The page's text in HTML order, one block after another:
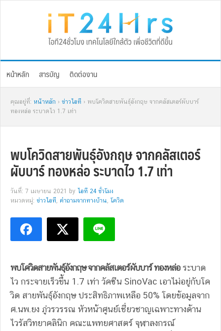
หน้าหลัก สารบัญ ติดต่องาน
คุณอยู่ที่: หน้าหลัก › ข่าวไอที › พบโควิดสายพันธุ์อังกฤษ จากคลัสเตอร์ผับบาร์
ทองหล่อ ระบาดไว 1.7 เท่า
พบโควิดสายพันธุ์อังกฤษ จากคลัสเตอร์
ผับบาร์ ทองหล่อ ระบาดไว 1.7 เท่า
วันที่: 7 เมษายน 2021 by ไอที 24 ชั่วโมง
หมวดหมู่: ข่าวไอที, คำถามจากทางบ้าน, โควิด
พบโควิดสายพันธุ์อังกฤษ จากคลัสเตอร์ผับบาร์ ทองหล่อระบาด
ไว กระจายเร็วขึ้น 1.7 เท่า วัคซีน SinoVac เอาไม่อยู่กับโค
วิด สายพันธุ์อังกฤษ ประสิทธิภาพเหลือ 50% โดยข้อมูลจาก
ศ.นพ.ยง ภู่วรวรรณ หัวหน้าศูนย์เชี่ยวชาญเฉพาะทางด้าน
ไวรัสวิทยาคลินิก คณะแพทยศาสตร์ จุฬาลงกรณ์